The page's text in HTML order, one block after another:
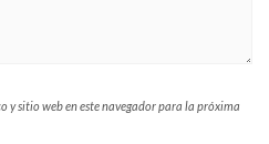
y sitio web en este navegador para la próxima